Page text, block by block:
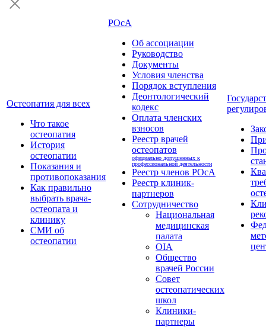
Остеопатия для всех
Что такое
остеопатия
История
остеопатии
Показания и
противопоказания
Как правильно
выбрать врача-
остеопата и
клинику
СМИ об
остеопатии
РОсА
Об ассоциации
Руководство
Документы
Условия членства
Порядок вступления
Деонтологический
кодекс
Оплата членских
взносов
Реестр врачей
остеопатов
официально допущенных к
профессиональной деятельности
Реестр членов РОсА
Реестр клиник-
партнеров
Сотрудничество
Национальная
медицинская
палата
OIA
Общество
врачей России
Совет
остеопатических
школ
Клиники-
партнеры